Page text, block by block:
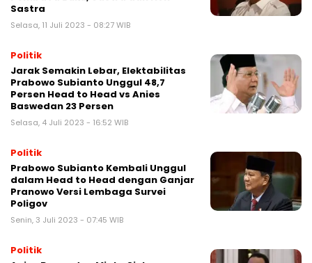
Sastra
Selasa, 11 Juli 2023 - 08:27 WIB
Politik
Jarak Semakin Lebar, Elektabilitas
Prabowo Subianto Unggul 48,7
Persen Head to Head vs Anies
Baswedan 23 Persen
Selasa, 4 Juli 2023 - 16:52 WIB
Politik
Prabowo Subianto Kembali Unggul
dalam Head to Head dengan Ganjar
Pranowo Versi Lembaga Survei
Poligov
Senin, 3 Juli 2023 - 07:45 WIB
Politik